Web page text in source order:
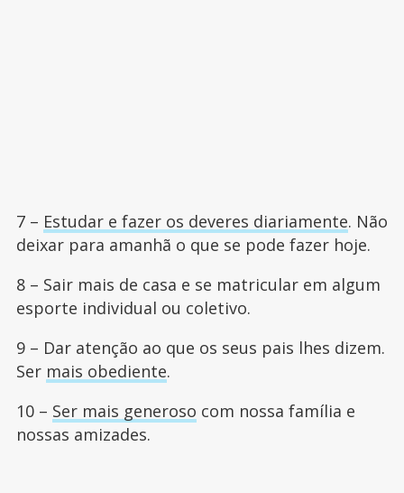
7 – Estudar e fazer os deveres diariamente. Não
deixar para amanhã o que se pode fazer hoje.
8 – Sair mais de casa e se matricular em algum
esporte individual ou coletivo.
9 – Dar atenção ao que os seus pais lhes dizem.
Ser mais obediente.
10 – Ser mais generoso com nossa família e
nossas amizades.